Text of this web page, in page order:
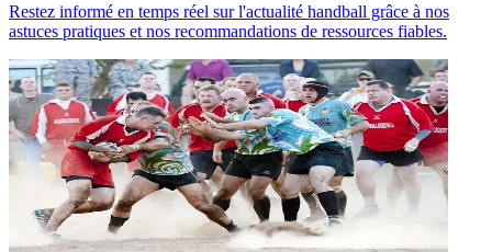
Restez informé en temps réel sur l'actualité handball grâce à nos
astuces pratiques et nos recommandations de ressources fiables.